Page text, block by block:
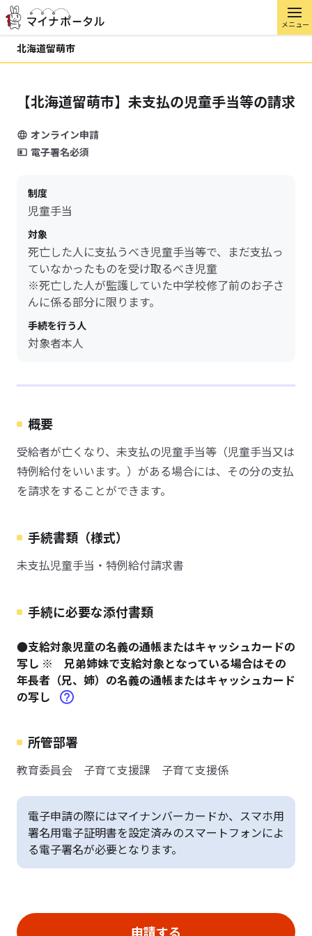
メニュー
北海道留萌市
【北海道留萌市】未支払の児童手当等の請求
オンライン申請
電子署名必須
制度
児童手当
対象
死亡した人に支払うべき児童手当等で、まだ支払っ
ていなかったものを受け取るべき児童
※死亡した人が監護していた中学校修了前のお子さ
んに係る部分に限ります。
手続を行う人
対象者本人
概要
受給者が亡くなり、未支払の児童手当等（児童手当又は
特例給付をいいます。）がある場合には、その分の支払
を請求をすることができます。
手続書類（様式）
未支払児童手当・特例給付請求書
手続に必要な添付書類
●支給対象児童の名義の通帳またはキャッシュカードの
写し ※ 兄弟姉妹で支給対象となっている場合はその
年長者（兄、姉）の名義の通帳またはキャッシュカード
の写し
所管部署
教育委員会 子育て支援課 子育て支援係
電子申請の際にはマイナンバーカードか、スマホ用
署名用電子証明書を設定済みのスマートフォンによ
る電子署名が必要となります。